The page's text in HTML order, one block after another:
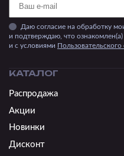
Даю согласие на обработку
и подтверждаю, что ознакомлен(а)
и c условиями Пользовательского
КАТАЛОГ
Распродажа
Акции
Новинки
Дисконт